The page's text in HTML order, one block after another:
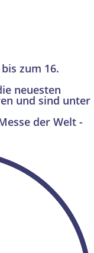
zum 16.
neuesten
und sind unter
der Welt -